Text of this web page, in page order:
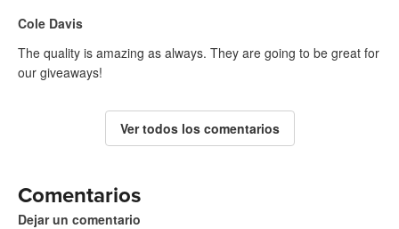
Cole Davis
The quality is amazing as always. They are going to be great for
our giveaways!
Ver todos los comentarios
Comentarios
Dejar un comentario